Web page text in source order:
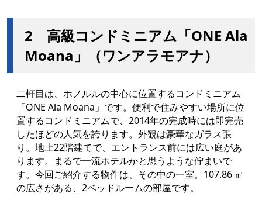
2 高級コンドミニアム「ONE Ala
Moana」（ワンアラモアナ）
二軒目は、ホノルルの中心に位置するコンドミニアム
「ONE Ala Moana」です。便利で住みやすい場所に位
置するコンドミニアムで、2014年の完成時には即完売
したほどの人気を誇ります。外観は豪華なガラス張
り。地上22階建てで、エントランス前には広い庭があ
ります。まるで一流ホテルかと思うような佇まいで
す。今回ご紹介する物件は、その中の一室。107.86 ㎡
の広さがある、2ベッドルームの部屋です。